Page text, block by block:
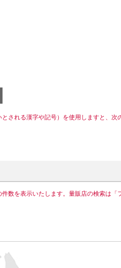
される漢字や記号）を使用しますと、次
数を表示いたします。量販店の検索は「